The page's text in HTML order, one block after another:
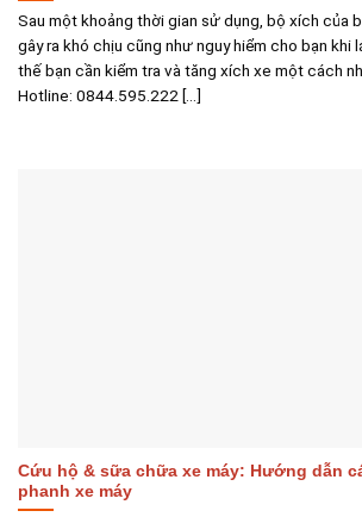
Sau một khoảng thời gian sử dụng, bộ xích của
gây ra khó chịu cũng như nguy hiểm cho bạn khi
thế bạn cần kiểm tra và tăng xích xe một cách
Hotline: 0844.595.222 [...]
Cứu hộ & sữa chữa xe máy: Hướng dẫn
phanh xe máy